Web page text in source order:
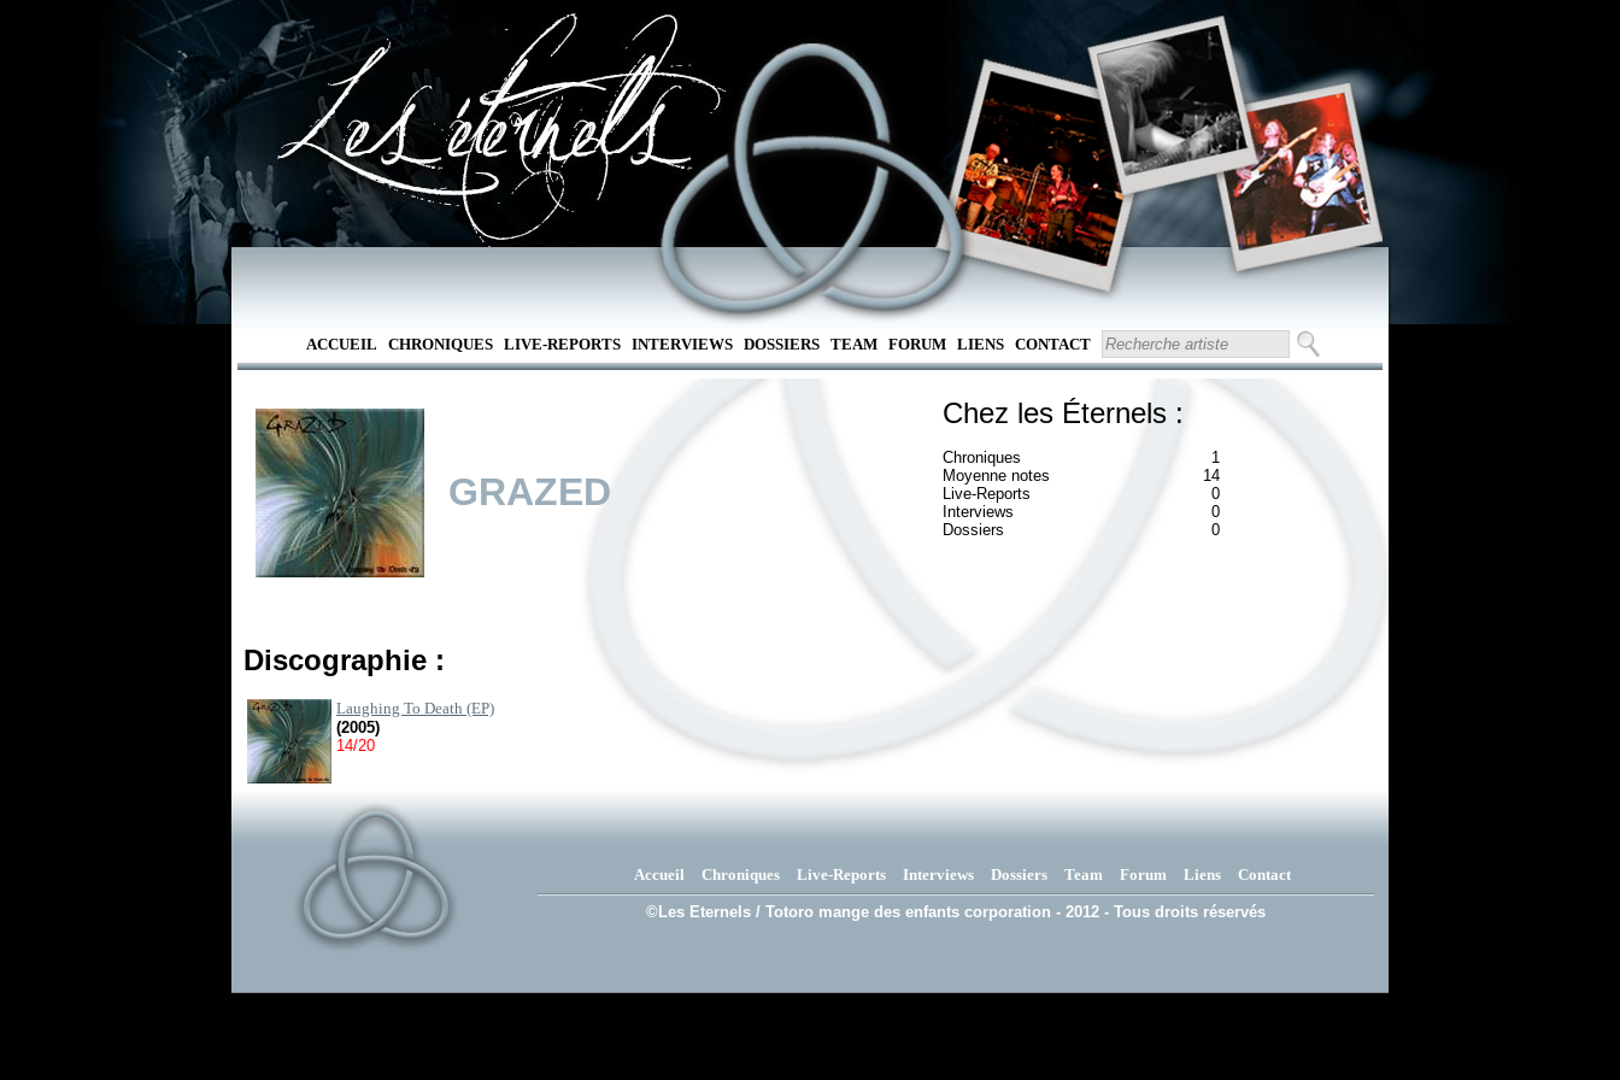
ACCUEIL CHRONIQUES LIVE-REPORTS INTERVIEWS DOSSIERS TEAM FORUM LIENS CONTACT
GRAZED
Chez les Éternels :
Chroniques
1
Moyenne notes
14
Live-Reports
0
Interviews
0
Dossiers
0
Discographie :
Laughing To Death (EP)
(2005)
14/20
Accueil Chroniques Live-Reports Interviews Dossiers Team Forum Liens Contact
©Les Eternels / Totoro mange des enfants corporation - 2012 - Tous droits réservés